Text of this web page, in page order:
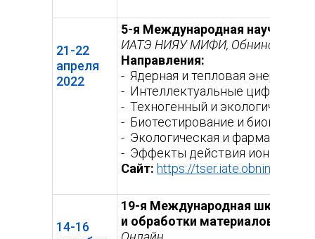
21-22
апреля
2022
5-я Международная научная
ИАТЭ НИЯУ МИФИ, Обнинск
Направления:
- Ядерная и тепловая энергетика
- Интеллектуальные цифровые
- Техногенный и экологический
- Биотестирование и
- Экологическая и
- Эффекты действия
Сайт: https://tser.iate.obninsk.ru/
14-16
19-я Международная школа-
и обработки материалов»